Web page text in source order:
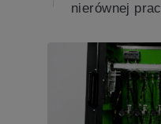
nierównej